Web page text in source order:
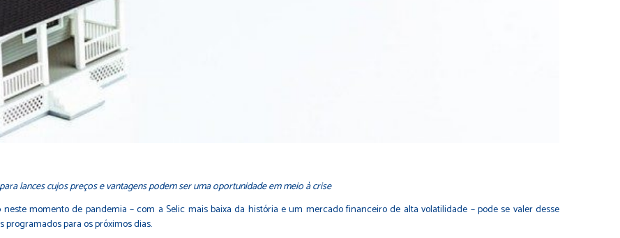
lances cujos preços e vantagens podem ser uma oportunidade em meio à crise
momento de pandemia – com a Selic mais baixa da história e um mercado financeiro de alta volatilidade – pode se valer desse
para os próximos dias.